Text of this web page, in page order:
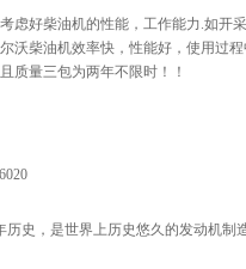
虑好柴油机的性能，工作能力.如
沃柴油机效率快，性能好，使用过
质量三包为两年不限时！！
历史，是世界上历史悠久的发动机